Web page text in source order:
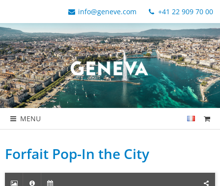
info@geneve.com +41 22 909 70 00
MENU
Forfait Pop-In the City